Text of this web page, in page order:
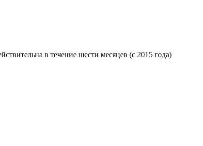
в течение шести месяцев (с 2015 года)